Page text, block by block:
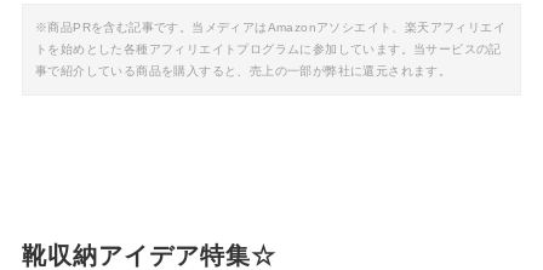
※商品PRを含む記事です。当メディアはAmazonアソシエイト、楽天アフィリエイ
トを始めとした各種アフィリエイトプログラムに参加しています。当サービスの記
事で紹介している商品を購入すると、売上の一部が弊社に還元されます。
靴収納アイデア特集☆